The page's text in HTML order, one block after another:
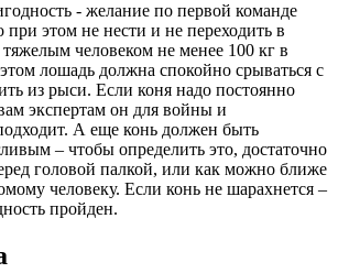
- желание по первой команде
при этом не нести и не переходить в
человеком не менее 100 кг в
лошадь должна спокойно срываться с
из рыси. Если коня надо постоянно
экспертам он для войны и
А еще конь должен быть
– чтобы определить это, достаточно
головой палкой, или как можно ближе
человеку. Если конь не шарахнется –
пройден.